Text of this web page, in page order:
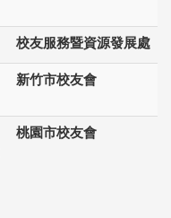
校友服務暨資源發展處
新竹市校友會
桃園市校友會